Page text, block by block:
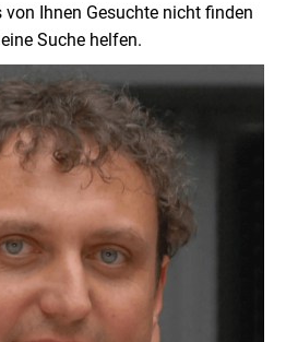
Ihnen Gesuchte nicht finden
Suche helfen.